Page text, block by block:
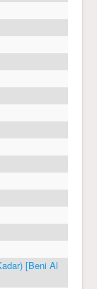
[Beni Al